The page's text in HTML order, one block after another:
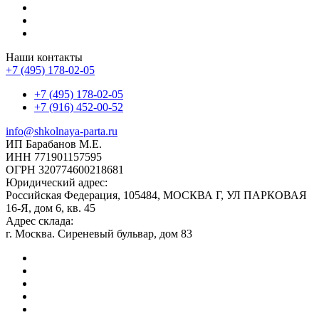
Наши контакты
+7 (495) 178-02-05
+7 (495) 178-02-05
+7 (916) 452-00-52
info@shkolnaya-parta.ru
ИП Барабанов М.Е.
ИНН 771901157595
ОГРН 320774600218681
Юридический адрес:
Российская Федерация, 105484, МОСКВА Г, УЛ ПАРКОВАЯ
16-Я, дом 6, кв. 45
Адрес склада:
г. Москва. Сиреневый бульвар, дом 83